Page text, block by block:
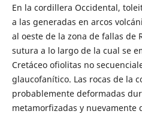
En la cordillera Occidental,
a las generadas en arcos
al oeste de la zona de fallas de
sutura a lo largo de la cual se
Cretáceo ofiolitas no
glaucofanítico. Las rocas de la
probablemente deformadas
metamorfizadas y nuevamente